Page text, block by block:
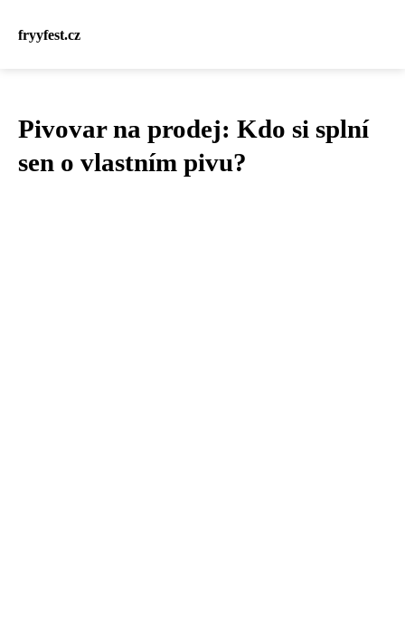
fryyfest.cz
Pivovar na prodej: Kdo si splní
sen o vlastním pivu?